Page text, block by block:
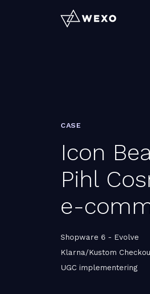
CASE
Icon
Pihl
e-
Shopware 6 - Evolve
Klarna/Kustom
UGC implementering